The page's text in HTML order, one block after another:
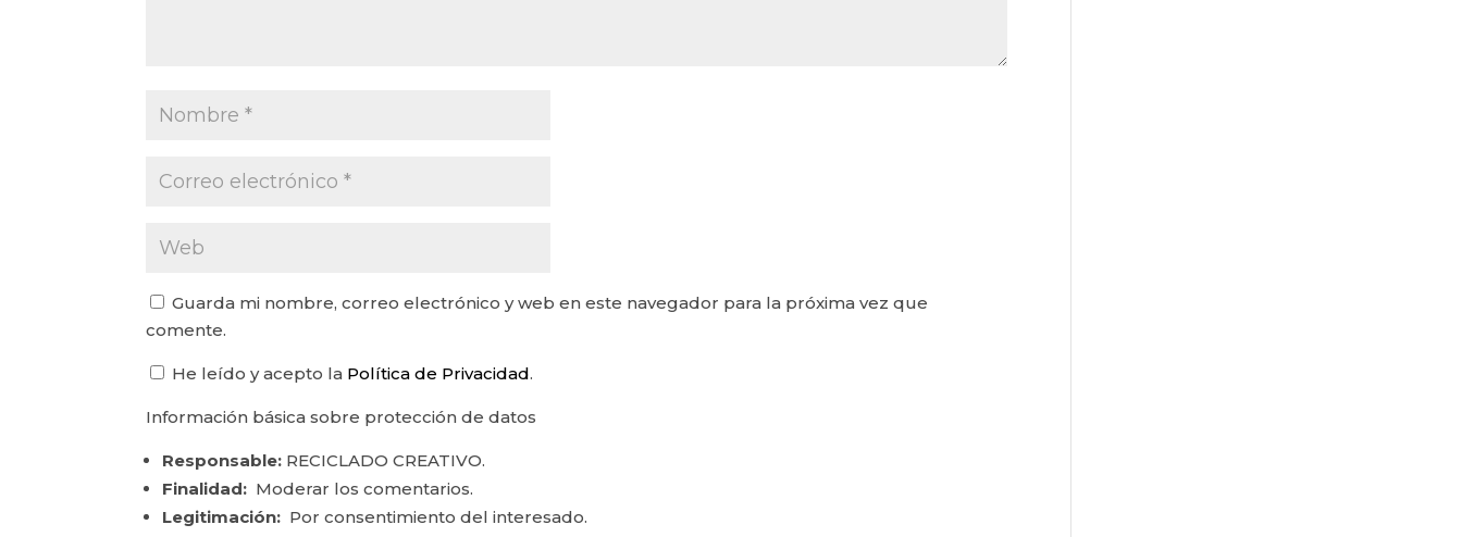
Guarda mi nombre, correo electrónico y web en este navegador para la próxima vez que
comente.
He leído y acepto la Política de Privacidad.
Información básica sobre protección de datos
Responsable: RECICLADO CREATIVO.
Finalidad: Moderar los comentarios.
Legitimación: Por consentimiento del interesado.